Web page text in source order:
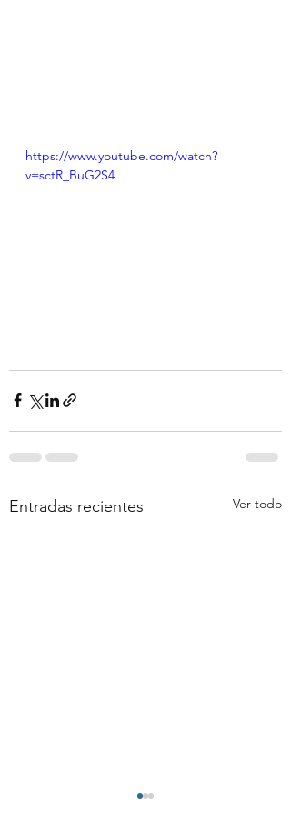
https://www.youtube.com/watch?
v=sctR_BuG2S4
Entradas recientes Ver todo